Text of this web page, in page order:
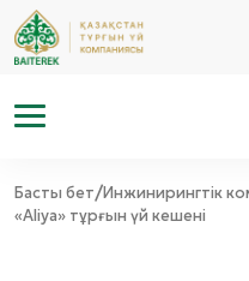
Басты бет/Инжинирингтік
«Aliya» тұрғын үй кешені